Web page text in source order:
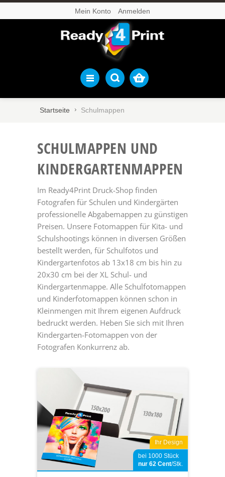
Mein Konto Anmelden
Startseite Schulmappen
SCHUL­MAPPEN UND
KINDERGARTEN­MAPPEN
Im Ready4Print Druck-Shop finden
Fotografen für Schulen und Kindergärten
professionelle Abgabemappen zu günstigen
Preisen. Unsere Fotomappen für Kita- und
Schulshootings können in diversen Größen
bestellt werden, für Schulfotos und
Kindergartenfotos ab 13x18 cm bis hin zu
20x30 cm bei der XL Schul- und
Kindergartenmappe. Alle Schulfotomappen
und Kinderfotomappen können schon in
Kleinmengen mit Ihrem eigenen Aufdruck
bedruckt werden. Heben Sie sich mit Ihren
Kindergarten-Fotomappen von der
Fotografen Konkurrenz ab.
Ihr Design
bei 1000 Stück
nur 62 Cent/Stk.